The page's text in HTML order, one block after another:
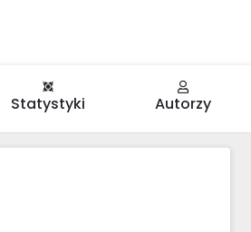
Statystyki Autorzy